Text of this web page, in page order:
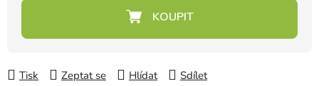
Měrná cena:
Tisk Zeptat se Hlídat Sdílet